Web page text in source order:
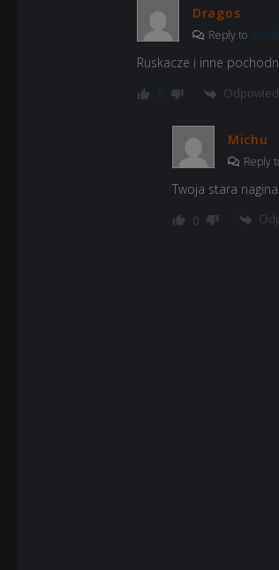
Dragos
Reply to
Ruskacze i inne
5
Michu
Reply
Twoja stara
0